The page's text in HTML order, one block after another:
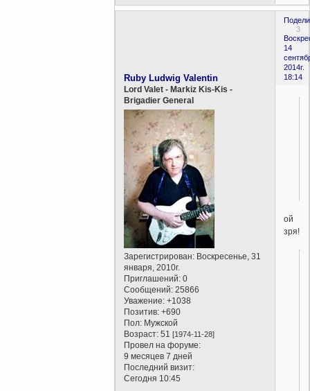
3
14
2014г.
18:14
Ruby Ludwig Valentin
Lord Valet - Markiz Kis-Kis -
Brigadier General
Зарегистрирован: Воскресенье, 31
января, 2010г.
Приглашений: 0
Сообщений: 25866
Уважение: +1038
Позитив: +690
Пол: Мужской
Возраст: 51[1974-11-28]
Провел на форуме:
9 месяцев 7 дней
Последний визит:
Сегодня 10:45
ой
зря!